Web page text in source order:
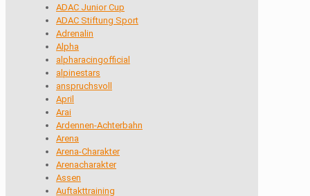
ADAC Junior Cup
ADAC Stiftung Sport
Adrenalin
Alpha
alpharacingofficial
alpinestars
anspruchsvoll
April
Arai
Ardennen-Achterbahn
Arena
Arena-Charakter
Arenacharakter
Assen
Auftakttraining